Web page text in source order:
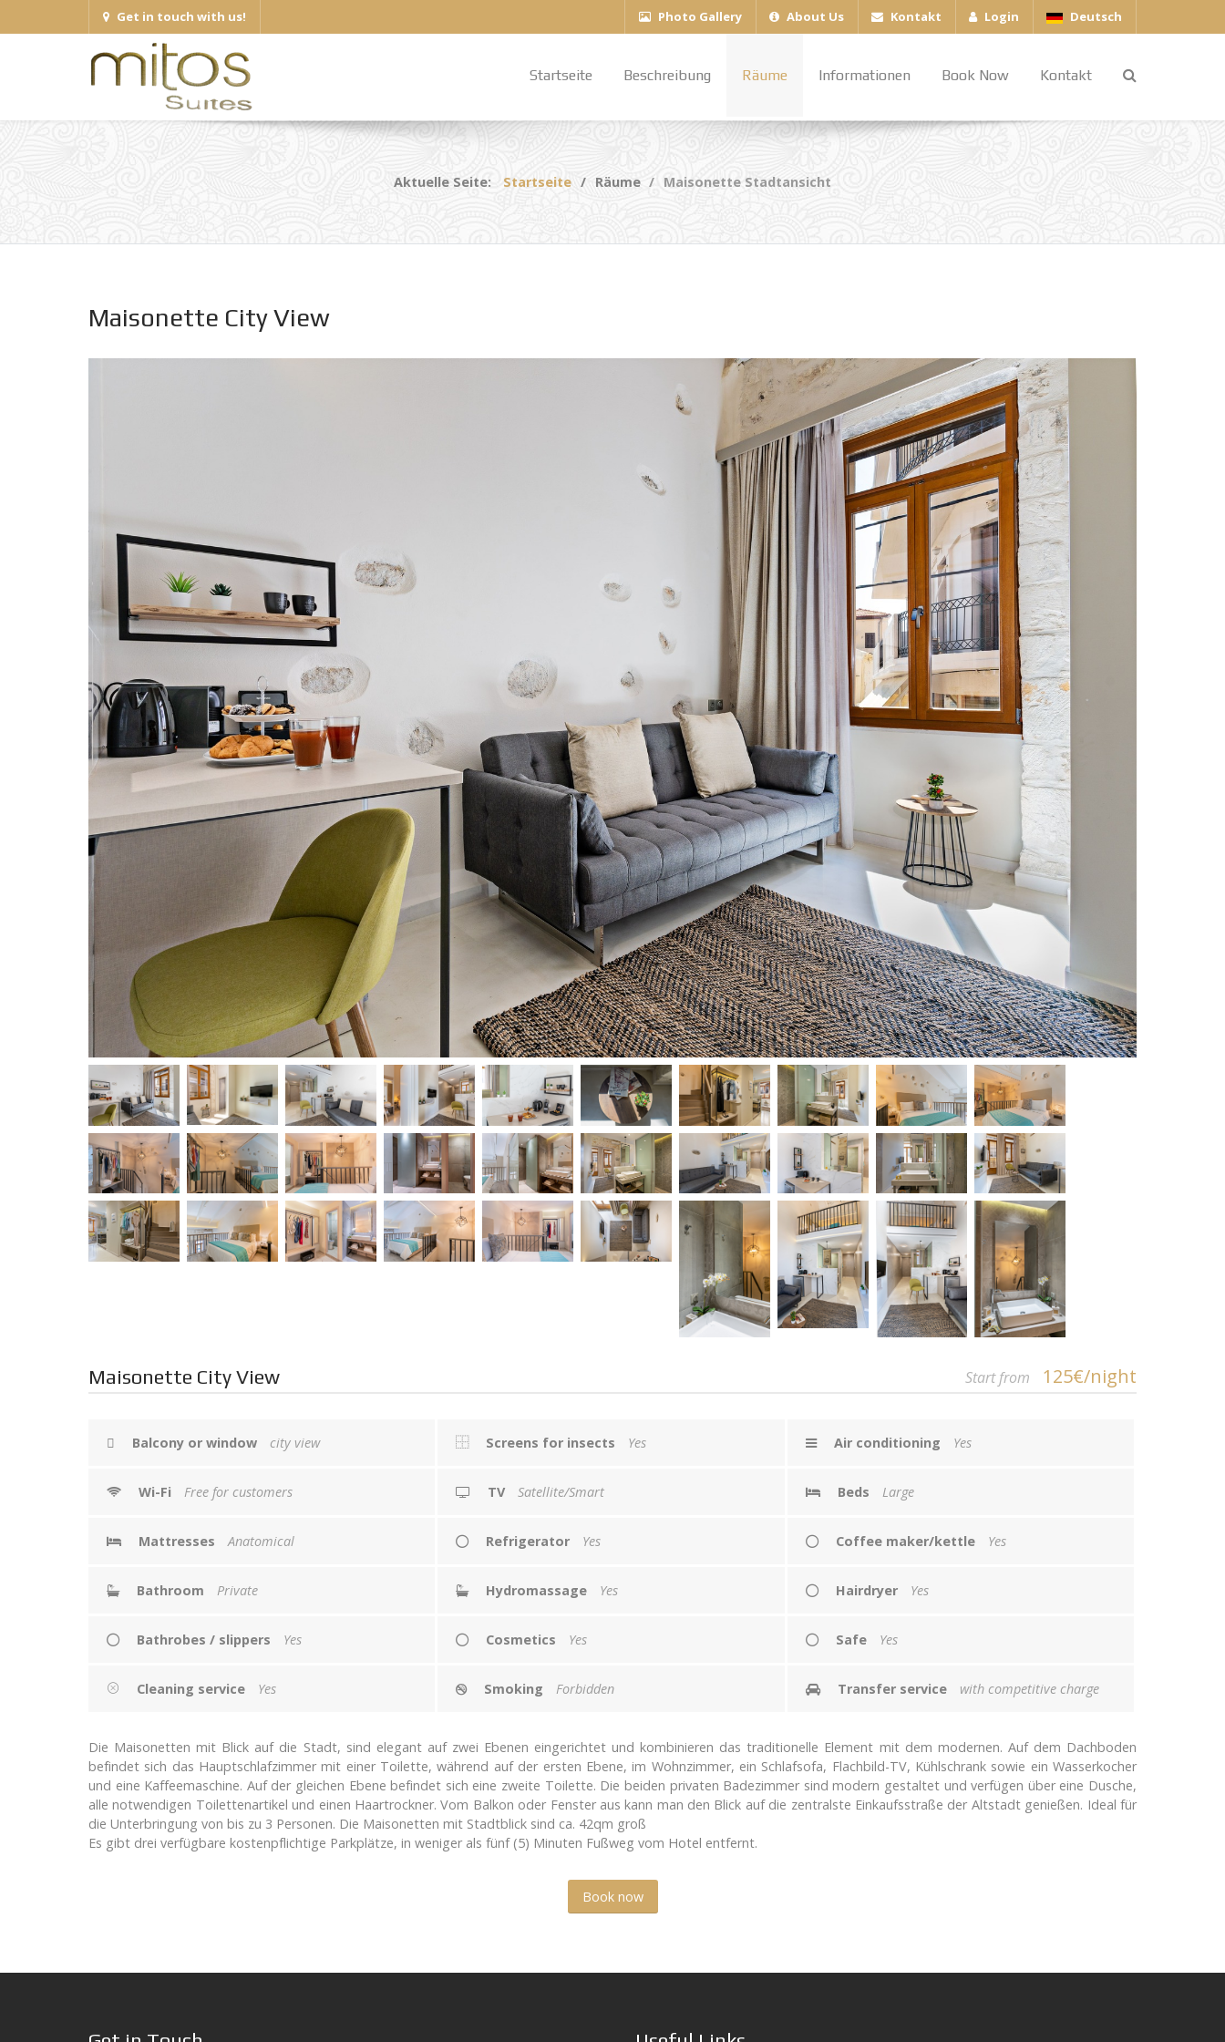
Get in touch with us! Photo Gallery About Us Kontakt Login Deutsch
Startseite Beschreibung Räume Informationen Book Now Kontakt
Aktuelle Seite: Startseite Räume Maisonette Stadtansicht
Maisonette City View
Maisonette City View Start from 125€/night
Balcony or window city view Screens for insects Yes Air conditioning Yes
Wi-Fi Free for customers TV Satellite/Smart Beds Large
Mattresses Anatomical Refrigerator Yes Coffee maker/kettle Yes
Bathroom Private Hydromassage Yes Hairdryer Yes
Bathrobes / slippers Yes Cosmetics Yes Safe Yes
Cleaning service Yes Smoking Forbidden Transfer service with competitive charge
Die Maisonetten mit Blick auf die Stadt, sind elegant auf zwei Ebenen eingerichtet und kombinieren das traditionelle Element mit dem modernen. Auf dem Dachboden
befindet sich das Hauptschlafzimmer mit einer Toilette, während auf der ersten Ebene, im Wohnzimmer, ein Schlafsofa, Flachbild-TV, Kühlschrank sowie ein Wasserkocher
und eine Kaffeemaschine. Auf der gleichen Ebene befindet sich eine zweite Toilette. Die beiden privaten Badezimmer sind modern gestaltet und verfügen über eine Dusche,
alle notwendigen Toilettenartikel und einen Haartrockner. Vom Balkon oder Fenster aus kann man den Blick auf die zentralste Einkaufsstraße der Altstadt genießen. Ideal für
die Unterbringung von bis zu 3 Personen. Die Maisonetten mit Stadtblick sind ca. 42qm groß
Es gibt drei verfügbare kostenpflichtige Parkplätze, in weniger als fünf (5) Minuten Fußweg vom Hotel entfernt.
Book now